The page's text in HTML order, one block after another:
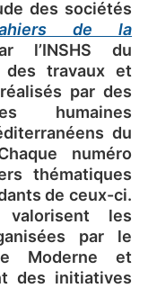
des sociétés
de la
l’INSHS du
des travaux et
par des
humaines
du
numéro
thématiques
de ceux-ci.
valorisent les
par le
Moderne et
des initiatives